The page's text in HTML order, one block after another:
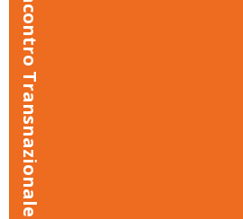
Terzo incontro Transnazionale